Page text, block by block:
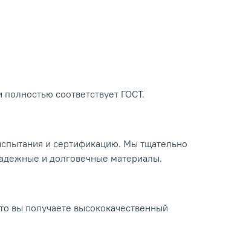
соответствует ГОСТ.
и сертификацию. Мы тщательно
и долговечные материалы.
вы получаете высококачественный